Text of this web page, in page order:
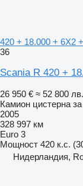
420 + 18.000 + 6X2
36
Scania R 420 +
26 950 € ≈ 52 800 лв.
Камион цистерна за
2005
328 997 км
Euro 3
Мощност 420 к.с.
Нидерландия,